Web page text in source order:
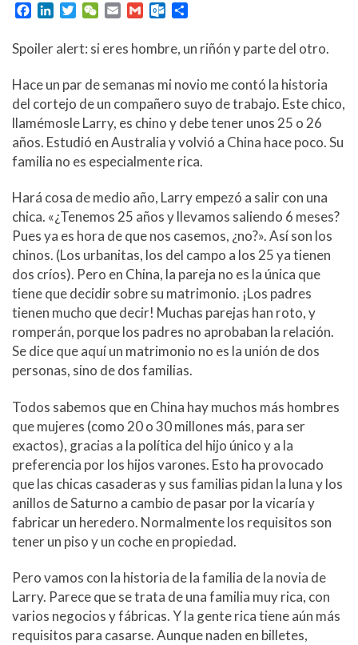
c
e
o
o
k
k
d
I
n
e
W
C
h
t
i
G
i
O
l
o
k
.
c
o
m
p
r
t
i
r
Spoiler alert: si eres hombre, un riñón y parte del otro.
Hace un par de semanas mi novio me contó la historia
del cortejo de un compañero suyo de trabajo. Este chico,
llamémosle Larry, es chino y debe tener unos 25 o 26
años. Estudió en Australia y volvió a China hace poco. Su
familia no es especialmente rica.
Hará cosa de medio año, Larry empezó a salir con una
chica. «¿Tenemos 25 años y llevamos saliendo 6 meses?
Pues ya es hora de que nos casemos, ¿no?». Así son los
chinos. (Los urbanitas, los del campo a los 25 ya tienen
dos críos). Pero en China, la pareja no es la única que
tiene que decidir sobre su matrimonio. ¡Los padres
tienen mucho que decir! Muchas parejas han roto, y
romperán, porque los padres no aprobaban la relación.
Se dice que aquí un matrimonio no es la unión de dos
personas, sino de dos familias.
Todos sabemos que en China hay muchos más hombres
que mujeres (como 20 o 30 millones más, para ser
exactos), gracias a la política del hijo único y a la
preferencia por los hijos varones. Esto ha provocado
que las chicas casaderas y sus familias pidan la luna y los
anillos de Saturno a cambio de pasar por la vicaría y
fabricar un heredero. Normalmente los requisitos son
tener un piso y un coche en propiedad.
Pero vamos con la historia de la familia de la novia de
Larry. Parece que se trata de una familia muy rica, con
varios negocios y fábricas. Y la gente rica tiene aún más
requisitos para casarse. Aunque naden en billetes,